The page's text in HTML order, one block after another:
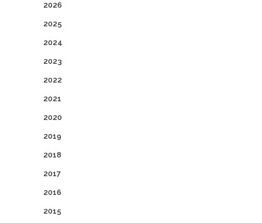
2026
2025
2024
2023
2022
2021
2020
2019
2018
2017
2016
2015